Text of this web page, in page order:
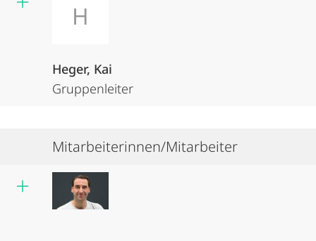
H
Heger, Kai
Gruppenleiter
Mitarbeiterinnen/Mitarbeiter